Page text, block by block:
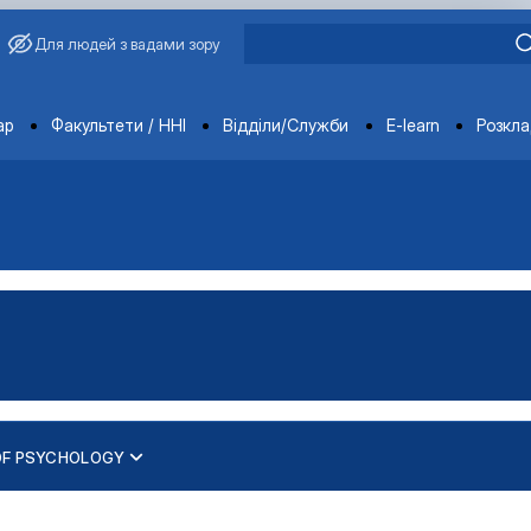
Для людей з вадами зору
Факультети / ННІ Відділи/Служби E-learn
PSYCHOLOGY